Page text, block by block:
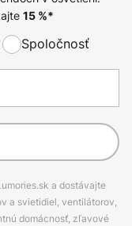
15%*
Spoločnosť
a dostávajte
a svietidiel, ventilátorov,
domácnosť, zľavové